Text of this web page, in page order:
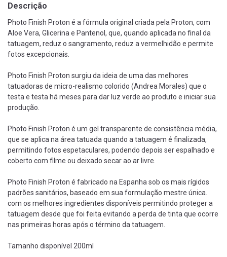
Descrição
Photo Finish Proton é a fórmula original criada pela Proton, com
Aloe Vera, Glicerina e Pantenol, que, quando aplicada no final da
tatuagem, reduz o sangramento, reduz a vermelhidão e permite
fotos excepcionais.
Photo Finish Proton surgiu da ideia de uma das melhores
tatuadoras de micro-realismo colorido (Andrea Morales) que o
testa e testa há meses para dar luz verde ao produto e iniciar sua
produção.
Photo Finish Proton é um gel transparente de consistência média,
que se aplica na área tatuada quando a tatuagem é finalizada,
permitindo fotos espetaculares, podendo depois ser espalhado e
coberto com filme ou deixado secar ao ar livre.
Photo Finish Proton é fabricado na Espanha sob os mais rígidos
padrões sanitários, baseado em sua formulação mestre única.
com os melhores ingredientes disponíveis permitindo proteger a
tatuagem desde que foi feita evitando a perda de tinta que ocorre
nas primeiras horas após o término da tatuagem.
Tamanho disponível 200ml